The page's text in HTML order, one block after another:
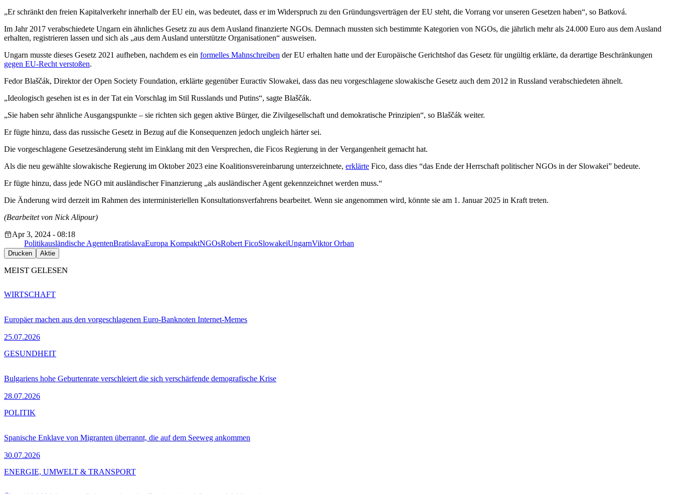
„Er schränkt den freien Kapitalverkehr innerhalb der EU ein, was bedeutet, dass er im Widerspruch zu den Gründungsverträgen der EU steht, die Vorrang vor unseren Gesetzen haben“, so Batková.
Im Jahr 2017 verabschiedete Ungarn ein ähnliches Gesetz zu aus dem Ausland finanzierte NGOs. Demnach mussten sich bestimmte Kategorien von NGOs, die jährlich mehr als 24.000 Euro aus dem Ausland
erhalten, registrieren lassen und sich als „aus dem Ausland unterstützte Organisationen“ ausweisen.
Ungarn musste dieses Gesetz 2021 aufheben, nachdem es ein formelles Mahnschreiben der EU erhalten hatte und der Europäische Gerichtshof das Gesetz für ungültig erklärte, da derartige Beschränkungen
gegen EU-Recht verstoßen.
Fedor Blaščák, Direktor der Open Society Foundation, erklärte gegenüber Euractiv Slowakei, dass das neu vorgeschlagene slowakische Gesetz auch dem 2012 in Russland verabschiedeten ähnelt.
„Ideologisch gesehen ist es in der Tat ein Vorschlag im Stil Russlands und Putins“, sagte Blaščák.
„Sie haben sehr ähnliche Ausgangspunkte – sie richten sich gegen aktive Bürger, die Zivilgesellschaft und demokratische Prinzipien“, so Blaščák weiter.
Er fügte hinzu, dass das russische Gesetz in Bezug auf die Konsequenzen jedoch ungleich härter sei.
Die vorgeschlagene Gesetzesänderung steht im Einklang mit den Versprechen, die Ficos Regierung in der Vergangenheit gemacht hat.
Als die neu gewählte slowakische Regierung im Oktober 2023 eine Koalitionsvereinbarung unterzeichnete, erklärte Fico, dass dies “das Ende der Herrschaft politischer NGOs in der Slowakei” bedeute.
Er fügte hinzu, dass jede NGO mit ausländischer Finanzierung „als ausländischer Agent gekennzeichnet werden muss.“
Die Änderung wird derzeit im Rahmen des interministeriellen Konsultationsverfahrens bearbeitet. Wenn sie angenommen wird, könnte sie am 1. Januar 2025 in Kraft treten.
(Bearbeitet von Nick Alipour)
Apr 3, 2024 - 08:18
Politikausländische AgentenBratislavaEuropa KompaktNGOsRobert FicoSlowakeiUngarnViktor Orban
Drucken Aktie
MEIST GELESEN
Europäer machen aus den vorgeschlagenen Euro-Banknoten Internet-Memes
25.07.2026
WIRTSCHAFT
Bulgariens hohe Geburtenrate verschleiert die sich verschärfende demografische Krise
28.07.2026
GESUNDHEIT
Spanische Enklave von Migranten überrannt, die auf dem Seeweg ankommen
30.07.2026
POLITIK
ENERGIE, UMWELT & TRANSPORT